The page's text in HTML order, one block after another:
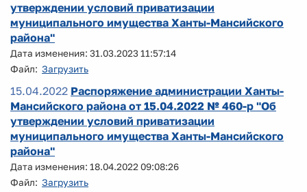
утверждении условий приватизации
муниципального имущества Ханты-Мансийского
района"
Дата изменения: 31.03.2023 11:57:14
Файл: Загрузить
15.04.2022 Распоряжение администрации Ханты-
Мансийского района от 15.04.2022 № 460-р "Об
утверждении условий приватизации
муниципального имущества Ханты-Мансийского
района"
Дата изменения: 18.04.2022 09:08:26
Файл: Загрузить